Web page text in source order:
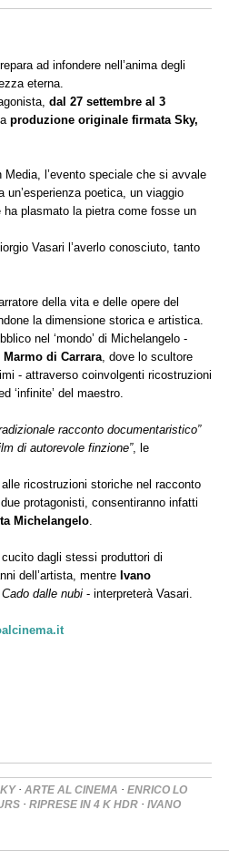
ad infondere nell’anima degli
eterna.
dal 27 settembre al 3
produzione originale firmata Sky,
l’evento speciale che si avvale
poetica, un viaggio
plasmato la pietra come fosse un
Vasari l’averlo conosciuto, tanto
della vita e delle opere del
la dimensione storica e artistica.
nel ‘mondo’ di Michelangelo -
di Carrara, dove lo scultore
- attraverso coinvolgenti ricostruzioni
‘infinite’ del maestro.
racconto documentaristico”
di autorevole finzione”, le
ricostruzioni storiche nel racconto
protagonisti, consentiranno infatti
Michelangelo.
cucito dagli stessi produttori di
dell’artista, mentre Ivano
Cado dalle nubi - interpreterà Vasari.
· ARTE AL CINEMA · ENRICO LO
· RIPRESE IN 4 K HDR · IVANO